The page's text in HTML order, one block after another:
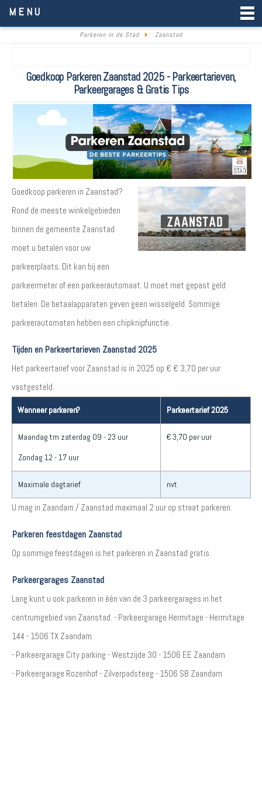
MENU
Parkeren in de Stad Zaanstad
Goedkoop Parkeren Zaanstad 2025 - Parkeertarieven,
Parkeergarages & Gratis Tips
Goedkoop parkeren in Zaanstad?
Rond de meeste winkelgebieden
binnen de gemeente Zaanstad
moet u betalen voor uw
parkeerplaats. Dit kan bij een
parkeermeter of een parkeerautomaat. U moet met gepast geld
betalen. De betaalapparaten geven geen wisselgeld. Sommige
parkeerautomaten hebben een chipknipfunctie.
Tijden en Parkeertarieven Zaanstad 2025
Het parkeertarief voor Zaanstad is in 2025 op € € 3,70 per uur
vastgesteld.
Wanneer parkeren? Parkeertarief 2025
Maandag tm zaterdag 09 - 23 uur
Zondag 12 - 17 uur
€ 3,70 per uur
Maximale dagtarief nvt
U mag in Zaandam / Zaanstad maximaal 2 uur op straat parkeren.
Parkeren feestdagen Zaanstad
Op sommige feestdagen is het parkeren in Zaanstad gratis. ​
Parkeergarages Zaanstad
Lang kunt u ook parkeren in één van de 3 parkeergarages in het
centrumgebied van Zaanstad. - Parkeergarage Hermitage - Hermitage
144 - 1506 TX Zaandam
- Parkeergarage City parking - Westzijde 30 - 1506 EE Zaandam
- Parkeergarage Rozenhof - Zilverpadsteeg - 1506 SB Zaandam​